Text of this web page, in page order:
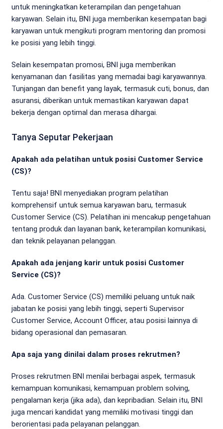
untuk meningkatkan keterampilan dan pengetahuan
karyawan. Selain itu, BNI juga memberikan kesempatan bagi
karyawan untuk mengikuti program mentoring dan promosi
ke posisi yang lebih tinggi.
Selain kesempatan promosi, BNI juga memberikan
kenyamanan dan fasilitas yang memadai bagi karyawannya.
Tunjangan dan benefit yang layak, termasuk cuti, bonus, dan
asuransi, diberikan untuk memastikan karyawan dapat
bekerja dengan optimal dan merasa dihargai.
Tanya Seputar Pekerjaan
Apakah ada pelatihan untuk posisi Customer Service
(CS)?
Tentu saja! BNI menyediakan program pelatihan
komprehensif untuk semua karyawan baru, termasuk
Customer Service (CS). Pelatihan ini mencakup pengetahuan
tentang produk dan layanan bank, keterampilan komunikasi,
dan teknik pelayanan pelanggan.
Apakah ada jenjang karir untuk posisi Customer
Service (CS)?
Ada. Customer Service (CS) memiliki peluang untuk naik
jabatan ke posisi yang lebih tinggi, seperti Supervisor
Customer Service, Account Officer, atau posisi lainnya di
bidang operasional dan pemasaran.
Apa saja yang dinilai dalam proses rekrutmen?
Proses rekrutmen BNI menilai berbagai aspek, termasuk
kemampuan komunikasi, kemampuan problem solving,
pengalaman kerja (jika ada), dan kepribadian. Selain itu, BNI
juga mencari kandidat yang memiliki motivasi tinggi dan
berorientasi pada pelayanan pelanggan.